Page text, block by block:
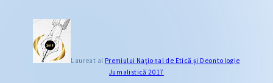
Laureat al Premiului Naţional de Etică și Deontologie
Jurnalistică 2017